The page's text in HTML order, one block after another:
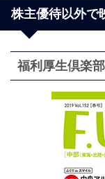
株主優待以外で
福利厚生倶楽